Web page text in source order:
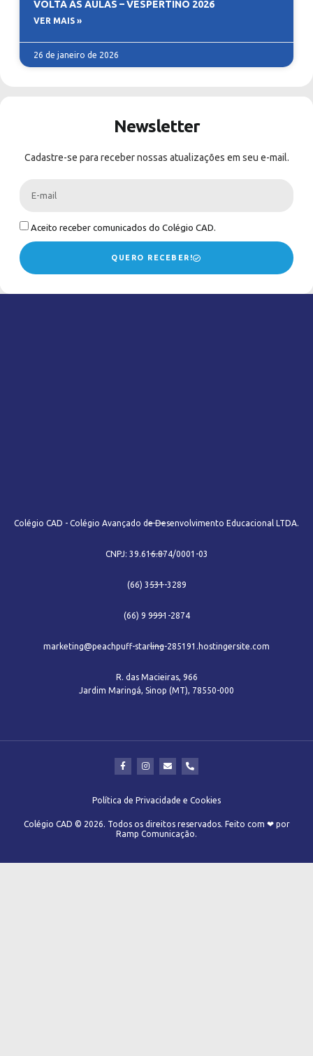
VOLTA ÀS AULAS – VESPERTINO 2026
VER MAIS »
26 de janeiro de 2026
Newsletter
Cadastre-se para receber nossas atualizações em seu e-mail.
Aceito receber comunicados do Colégio CAD.
QUERO RECEBER!
Colégio CAD - Colégio Avançado de Desenvolvimento Educacional LTDA.
CNPJ: 39.616.874/0001-03
(66) 3531-3289
(66) 9 9991-2874
marketing@peachpuff-starling-285191.hostingersite.com
R. das Macieiras, 966
Jardim Maringá, Sinop (MT), 78550-000
Política de Privacidade e Cookies
Colégio CAD © 2026. Todos os direitos reservados. Feito com ❤ por
Ramp Comunicação.